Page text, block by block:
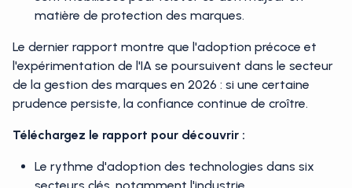
sont mobilisées pour relever ce défi majeur en
matière de protection des marques.
Le dernier rapport montre que l'adoption précoce et
l'expérimentation de l'IA se poursuivent dans le secteur
de la gestion des marques en 2026 : si une certaine
prudence persiste, la confiance continue de croître.
Téléchargez le rapport pour découvrir :
Le rythme d'adoption des technologies dans six